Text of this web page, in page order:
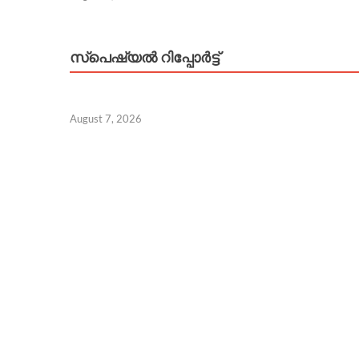
സ്പെഷ്യൽ റിപ്പോര്‍ട്ട്
August 7, 2026